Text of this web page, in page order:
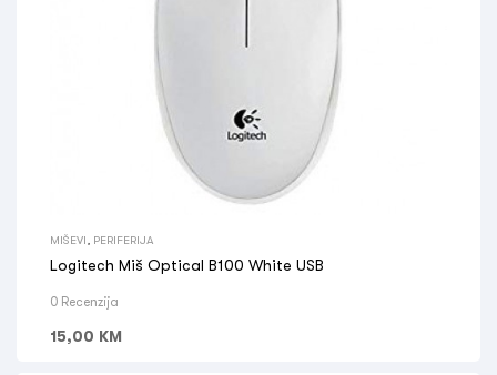
MIŠEVI PERIFERIJA
Logitech Miš Optical B100 White USB
0 Recenzija
15,00 KM